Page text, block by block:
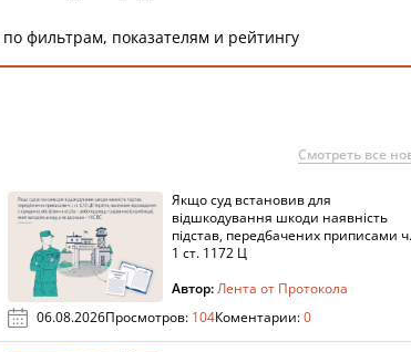
фильтрам, показателям и рейтингу
Смотреть все
Якщо суд встановив для
відшкодування шкоди наявність
підстав, передбачених приписами ч.
1 ст. 1172 Ц
Автор:Лента от Протокола
06.08.2026Просмотров: 104Коментарии:0